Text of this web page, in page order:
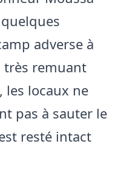
adverse à
très remuant
les locaux ne
pas à sauter le
resté intact